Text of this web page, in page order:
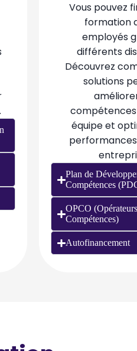
Vous pouvez
formation
employés
différents
Découvrez
solutions
équipe et
Plan de
Compétences
OPCO
Compétences)
Autofinancement